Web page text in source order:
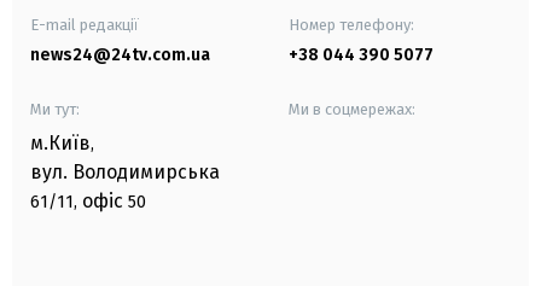
E-mail редакції
news24@24tv.com.ua
Номер телефону:
+38 044 390 5077
Ми тут:
м.Київ,
вул. Володимирська
61/11, офіс 50
Ми в соцмережах: